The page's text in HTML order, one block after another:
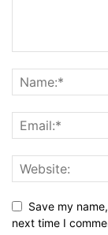
Save my
next time I